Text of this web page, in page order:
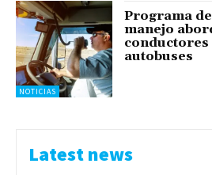
NOTICIAS
Programa
manejo
conductores
autobuses
Latest news